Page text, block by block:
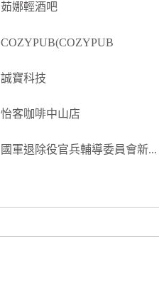
茹娜輕酒吧
COZYPUB(COZYPUB
誠寶科技
怡客咖啡中山店
國軍退除役官兵輔導委員會新...